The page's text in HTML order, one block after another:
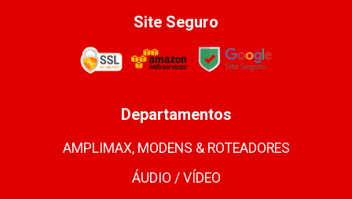
Site Seguro
Departamentos
AMPLIMAX, MODENS & ROTEADORES
ÁUDIO / VÍDEO